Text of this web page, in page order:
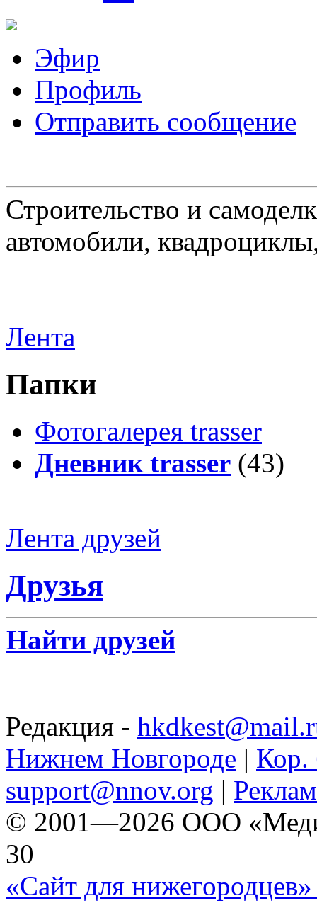
Эфир
Профиль
Отправить сообщение
Строительство и
автомобили,
Лента
Папки
Фотогалерея trasser
Дневник trasser (43)
Лента друзей
Друзья
Найти друзей
Редакция -
Нижнем Новгороде | Кор.
support@nnov.org |
© 2001—2026 ООО
30
«Сайт для нижегородцев»